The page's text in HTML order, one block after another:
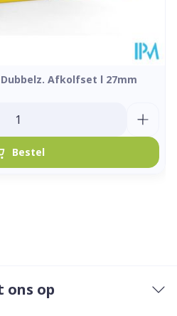
Afkolfset l 27mm
Bestel
ons op